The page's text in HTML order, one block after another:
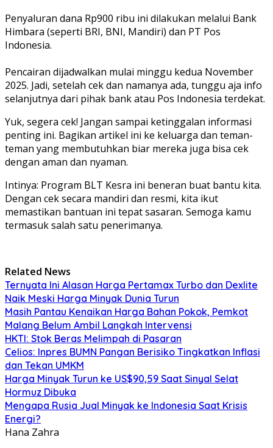
Penyaluran dana Rp900 ribu ini dilakukan melalui Bank
Himbara (seperti BRI, BNI, Mandiri) dan PT Pos
Indonesia.
Pencairan dijadwalkan mulai minggu kedua November
2025. Jadi, setelah cek dan namanya ada, tunggu aja info
selanjutnya dari pihak bank atau Pos Indonesia terdekat.
Yuk, segera cek! Jangan sampai ketinggalan informasi
penting ini. Bagikan artikel ini ke keluarga dan teman-
teman yang membutuhkan biar mereka juga bisa cek
dengan aman dan nyaman.
Intinya: Program BLT Kesra ini beneran buat bantu kita.
Dengan cek secara mandiri dan resmi, kita ikut
memastikan bantuan ini tepat sasaran. Semoga kamu
termasuk salah satu penerimanya.
Related News
Ternyata Ini Alasan Harga Pertamax Turbo dan Dexlite
Naik Meski Harga Minyak Dunia Turun
Masih Pantau Kenaikan Harga Bahan Pokok, Pemkot
Malang Belum Ambil Langkah Intervensi
HKTI: Stok Beras Melimpah di Pasaran
Celios: Inpres BUMN Pangan Berisiko Tingkatkan Inflasi
dan Tekan UMKM
Harga Minyak Turun ke US$90,59 Saat Sinyal Selat
Hormuz Dibuka
Mengapa Rusia Jual Minyak ke Indonesia Saat Krisis
Energi?
Hana Zahra